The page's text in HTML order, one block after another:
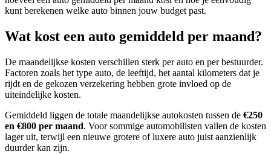
kunt berekenen welke auto binnen jouw budget past.
Wat kost een auto gemiddeld per maand?
De maandelijkse kosten verschillen sterk per auto en per bestuurder.
Factoren zoals het type auto, de leeftijd, het aantal kilometers dat je
rijdt en de gekozen verzekering hebben grote invloed op de
uiteindelijke kosten.
Gemiddeld liggen de totale maandelijkse autokosten tussen de €250
en €800 per maand. Voor sommige automobilisten vallen de kosten
lager uit, terwijl een nieuwe grotere of luxere auto juist aanzienlijk
duurder kan zijn.